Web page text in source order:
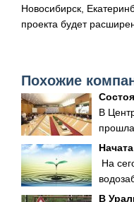
Новосибирск,
проекта будет
Похожие
В
На
В